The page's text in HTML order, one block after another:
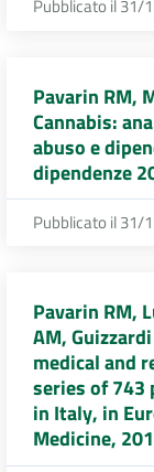
Pubblicato il 31/
Pavarin RM,
Cannabis:
abuso e
dipendenze
Pubblicato il 31/
Pavarin RM,
AM,
medical and
series of
in Italy, in
Medicine,